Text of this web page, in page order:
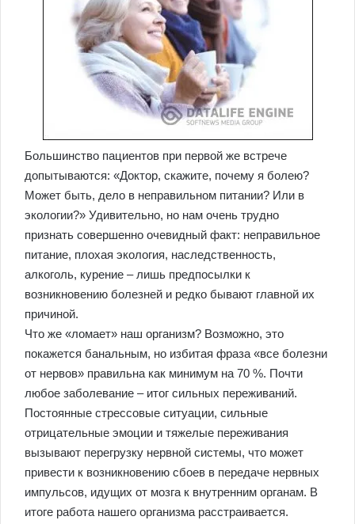
Большинство пациентов при первой же встрече
допытываются: «Доктор, скажите, почему я болею?
Может быть, дело в неправильном питании? Или в
экологии?» Удивительно, но нам очень трудно
признать совершенно очевидный факт: неправильное
питание, плохая экология, наследственность,
алкоголь, курение – лишь предпосылки к
возникновению болезней и редко бывают главной их
причиной.
Что же «ломает» наш организм? Возможно, это
покажется банальным, но избитая фраза «все болезни
от нервов» правильна как минимум на 70 %. Почти
любое заболевание – итог сильных переживаний.
Постоянные стрессовые ситуации, сильные
отрицательные эмоции и тяжелые переживания
вызывают перегрузку нервной системы, что может
привести к возникновению сбоев в передаче нервных
импульсов, идущих от мозга к внутренним органам. В
итоге работа нашего организма расстраивается.